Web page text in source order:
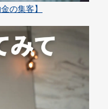
の集客】